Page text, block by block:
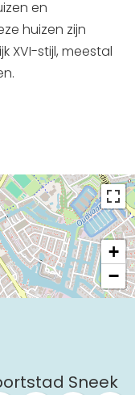
en
huizen zijn
XVI-stijl, meestal
+
−
Sneek